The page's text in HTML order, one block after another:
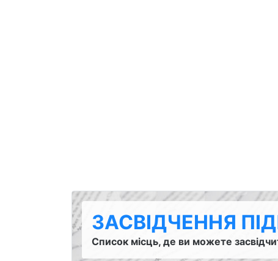
ЗАСВІДЧЕННЯ
Список місць, де ви можете